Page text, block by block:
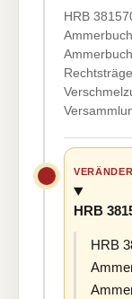
HRB
HRB
HRB